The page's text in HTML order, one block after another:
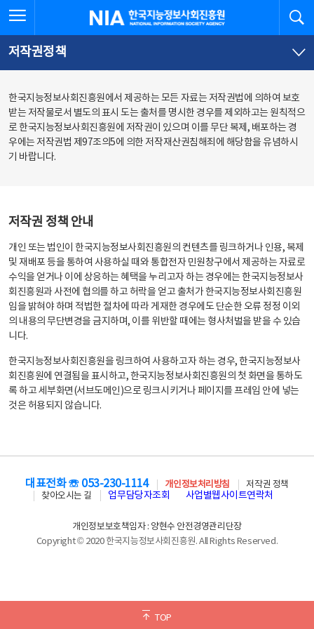
문
로
가
체
뉴
바
가
한국지능정보사회진흥원
저작권정책
한국지능정보사회진흥원에서 제공하는 모든 자료는 저작권법에 의하여 보호
받는 저작물로서 별도의 표시 도는 출처를 명시한 경우를 제외하고는 원칙적으
로 한국지능정보사회진흥원에 저작권이 있으며 이를 무단 복제, 배포하는 경
우에는 저작권법 제97조의5에 의한 저작재산권침해죄에 해당함을 유념하시
기 바랍니다.
저작권 정책 안내
개인 또는 법인이 한국지능정보사회진흥원의 컨텐츠를 링크하거나 인용, 복제
및 재배포 등을 통하여 사용하실 때와 통합전자 민원창구에서 제공하는 자료로
수익을 얻거나 이에 상응하는 혜택을 누리고자 하는 경우에는 한국지능정보사
회진흥원과 사전에 협의를 하고 허락을 얻고 출처가 한국지능정보사회진흥원
임을 밝혀야 하며 적법한 절차에 따라 게재한 경우에도 단순한 오류 정정 이외
의 내용의 무단변경을 금지하며, 이를 위반할 때에는 형사처벌을 받을 수 있습
니다.
한국지능정보사회진흥원을 링크하여 사용하고자 하는 경우, 한국지능정보사
회진흥원에 연결됨을 표시하고, 한국지능정보사회진흥원의 첫 화면을 통하도
록 하고 세부화면(서브도메인)으로 링크시키거나 페이지를 프레임 안에 넣는
것은 허용되지 않습니다.
TOP
대표전화 ☏ 053-230-1114 개인정보처리방침
저작권 정책
찾아오시는 길
업무담당자조회 사업별웹사이트연락처
개인정보보호책임자 : 양현수 안전경영관리단장
Copyright © 2020 한국지능정보사회진흥원. All Rights Reserved.